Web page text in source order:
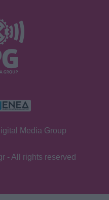
μια
Media Group
- All rights reserved